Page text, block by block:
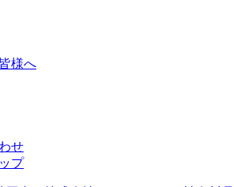
様へ
せ
プ